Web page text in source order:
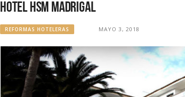
Hotel HSM Madrigal
REFORMAS HOTELERAS MAYO 3, 2018